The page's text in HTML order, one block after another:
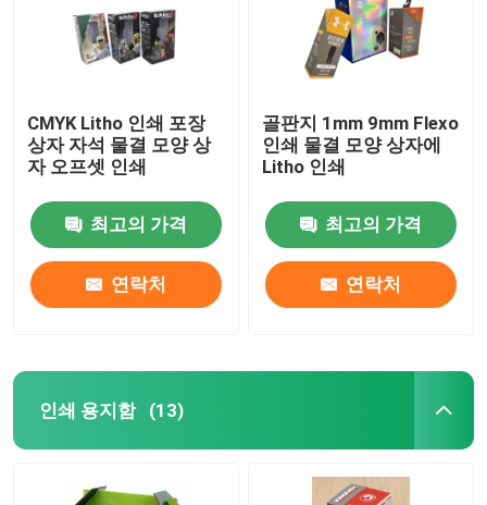
제품
우리에 대하여
CMYK Litho 인쇄 포장
상자 자석 물결 모양 상
자 오프셋 인쇄
최고의 가격
연락처
골판지 1mm 9mm Flexo
인쇄 물결 모양 상자에
Litho 인쇄
최고의 가격
연락처
인쇄 용지함 (13)